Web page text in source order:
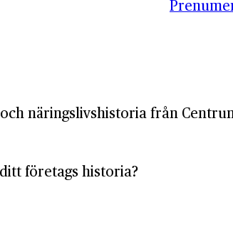
näringslivshistoria från
företags historia?